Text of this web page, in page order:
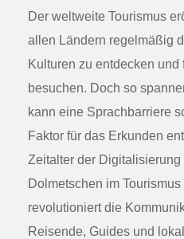
Der weltweite Tourismus
allen Ländern regelmäßig
Kulturen zu entdecken und
besuchen. Doch so
kann eine Sprachbarriere
Faktor für das Erkunden
Zeitalter der
Dolmetschen im
revolutioniert die
Reisende, Guides und